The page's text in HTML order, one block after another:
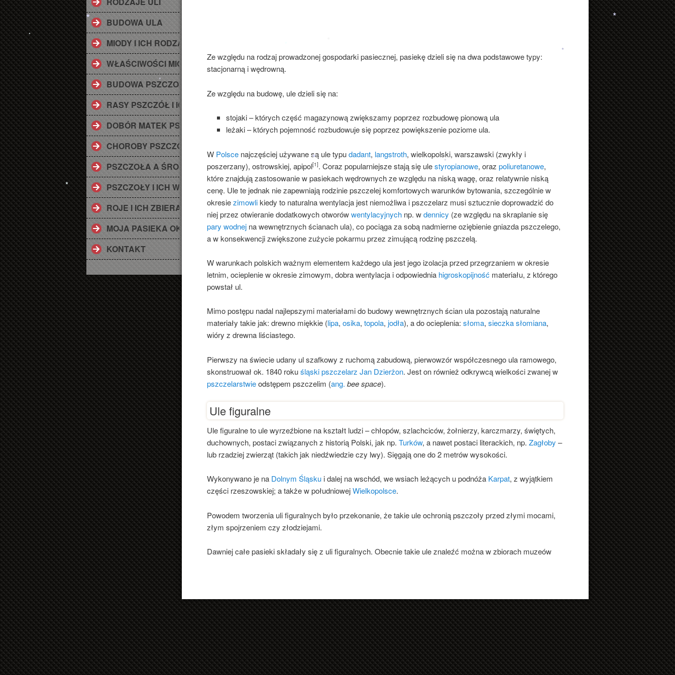
BUDOWA ULA
MIODY I ICH RODZAJE
WŁAŚCIWOŚCI MIODU
BUDOWA PSZCZOŁY
RASY PSZCZÓŁ I ICH CHARAKYERYSTYKA
DOBÓR MATEK PSZCZELICH
CHOROBY PSZCZÓŁ
PSZCZOŁA A ŚRODOWISKO
PSZCZOŁY I ICH WAGA DLA ŚRODOWISKA
ROJE I ICH ZBIERANIAE
MOJA PASIEKA OKIEM OBIEKTYWU
KONTAKT
Ze względu na rodzaj prowadzonej gospodarki pasiecznej, pasiekę dzieli się na dwa podstawowe typy:
stacjonarną i wędrowną.
Ze względu na budowę, ule dzieli się na:
stojaki – których część magazynową zwiększamy poprzez rozbudowę pionową ula
leżaki – których pojemność rozbudowuje się poprzez powiększenie poziome ula.
W Polsce najczęściej używane są ule typudadant, langstroth, wielkopolski, warszawski (zwykły i
poszerzany), ostrowskiej, apipol[1]. Coraz popularniejsze stają się ulestyropianowe, oraz poliuretanowe,
które znajdują zastosowanie w pasiekach wędrownych ze względu na niską wagę, oraz relatywnie niską
cenę. Ule te jednak nie zapewniają rodzinie pszczelej komfortowych warunków bytowania, szczególnie w
okresiezimowlikiedy to naturalna wentylacja jest niemożliwa i pszczelarz musi sztucznie doprowadzić do
niej przez otwieranie dodatkowych otworówwentylacyjnych np. wdennicy (ze względu na skraplanie się
pary wodnej na wewnętrznych ścianach ula), co pociąga za sobą nadmierne oziębienie gniazda pszczelego,
a w konsekwencji zwiększone zużycie pokarmu przez zimującą rodzinę pszczelą.
W warunkach polskich ważnym elementem każdego ula jest jego izolacja przed przegrzaniem w okresie
letnim, ocieplenie w okresie zimowym, dobra wentylacja i odpowiednia higroskopijność materiału, z którego
powstał ul.
Mimo postępu nadal najlepszymi materiałami do budowy wewnętrznych ścian ula pozostają naturalne
materiały takie jak: drewno miękkie (lipa, osika, topola, jodła), a do ocieplenia: słoma, sieczka słomiana,
wióry z drewna liściastego.
Pierwszy na świecie udany ul szafkowy z ruchomą zabudową, pierwowzór współczesnego ula ramowego,
skonstruował ok. 1840 rokuśląskipszczelarz Jan Dzierżon. Jest on również odkrywcą wielkości zwanej w
pszczelarstwieodstępem pszczelim (ang. bee space).
Ule figuralne
Ule figuralne to ule wyrzeźbione na kształt ludzi – chłopów, szlachciców, żołnierzy, karczmarzy, świętych,
duchownych, postaci związanych z historią Polski, jak np. Turków, a nawet postaci literackich, np. Zagłoby –
lub rzadziej zwierząt (takich jak niedźwiedzie czy lwy). Sięgają one do 2 metrów wysokości.
Wykonywano je na Dolnym Śląsku i dalej na wschód, we wsiach leżących u podnóża Karpat, z wyjątkiem
części rzeszowskiej; a także w południowejWielkopolsce.
Powodem tworzenia uli figuralnych było przekonanie, że takie ule ochronią pszczoły przed złymi mocami,
złym spojrzeniem czy złodziejami.
Dawniej całe pasieki składały się z uli figuralnych. Obecnie takie ule znaleźć można w zbiorach muzeów
*
*
* *
*
*
*
*